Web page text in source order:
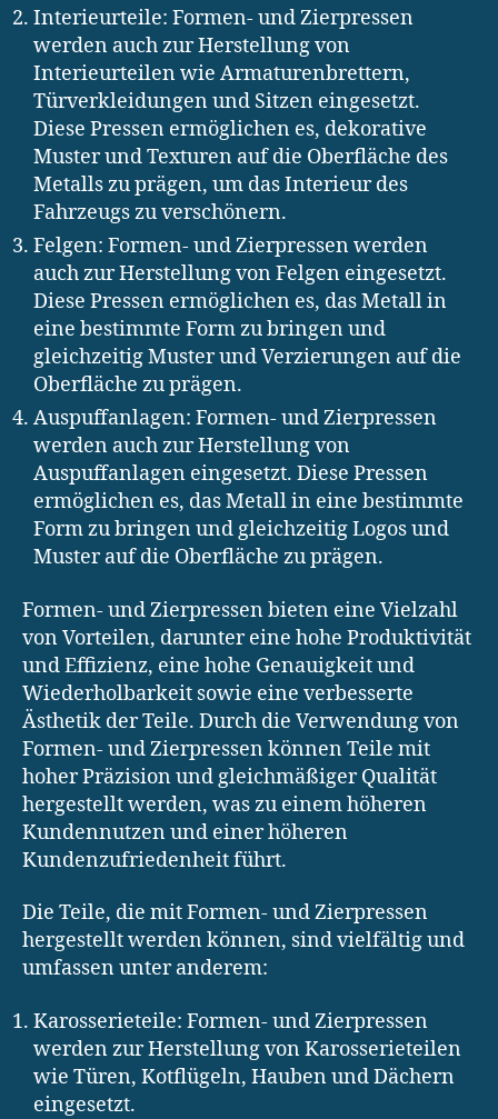
Interieurteile: Formen- und Zierpressen
werden auch zur Herstellung von
Interieurteilen wie Armaturenbrettern,
Türverkleidungen und Sitzen eingesetzt.
Diese Pressen ermöglichen es, dekorative
Muster und Texturen auf die Oberfläche des
Metalls zu prägen, um das Interieur des
Fahrzeugs zu verschönern.
Felgen: Formen- und Zierpressen werden
auch zur Herstellung von Felgen eingesetzt.
Diese Pressen ermöglichen es, das Metall in
eine bestimmte Form zu bringen und
gleichzeitig Muster und Verzierungen auf die
Oberfläche zu prägen.
Auspuffanlagen: Formen- und Zierpressen
werden auch zur Herstellung von
Auspuffanlagen eingesetzt. Diese Pressen
ermöglichen es, das Metall in eine bestimmte
Form zu bringen und gleichzeitig Logos und
Muster auf die Oberfläche zu prägen.
Formen- und Zierpressen bieten eine Vielzahl
von Vorteilen, darunter eine hohe Produktivität
und Effizienz, eine hohe Genauigkeit und
Wiederholbarkeit sowie eine verbesserte
Ästhetik der Teile. Durch die Verwendung von
Formen- und Zierpressen können Teile mit
hoher Präzision und gleichmäßiger Qualität
hergestellt werden, was zu einem höheren
Kundennutzen und einer höheren
Kundenzufriedenheit führt.
Die Teile, die mit Formen- und Zierpressen
hergestellt werden können, sind vielfältig und
umfassen unter anderem:
Karosserieteile: Formen- und Zierpressen
werden zur Herstellung von Karosserieteilen
wie Türen, Kotflügeln, Hauben und Dächern
eingesetzt.